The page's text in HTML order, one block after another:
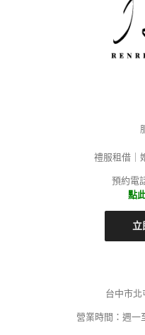
禮服租借｜
預約電
點
立
台中市
營業時間：週一